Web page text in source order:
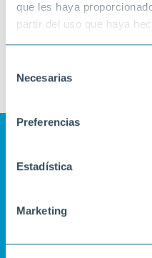
que les haya
partir del uso que haya
Necesarias
Preferencias
Estadística
Marketing